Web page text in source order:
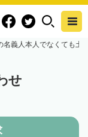
名義人本人でなくても土
せ